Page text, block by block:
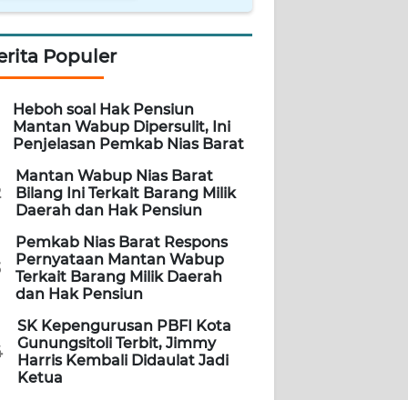
Populer
Heboh soal Hak Pensiun
Mantan Wabup Dipersulit, Ini
Penjelasan Pemkab Nias Barat
Mantan Wabup Nias Barat
Bilang Ini Terkait Barang Milik
Daerah dan Hak Pensiun
Pemkab Nias Barat Respons
Pernyataan Mantan Wabup
Terkait Barang Milik Daerah
dan Hak Pensiun
SK Kepengurusan PBFI Kota
Gunungsitoli Terbit, Jimmy
Harris Kembali Didaulat Jadi
Ketua